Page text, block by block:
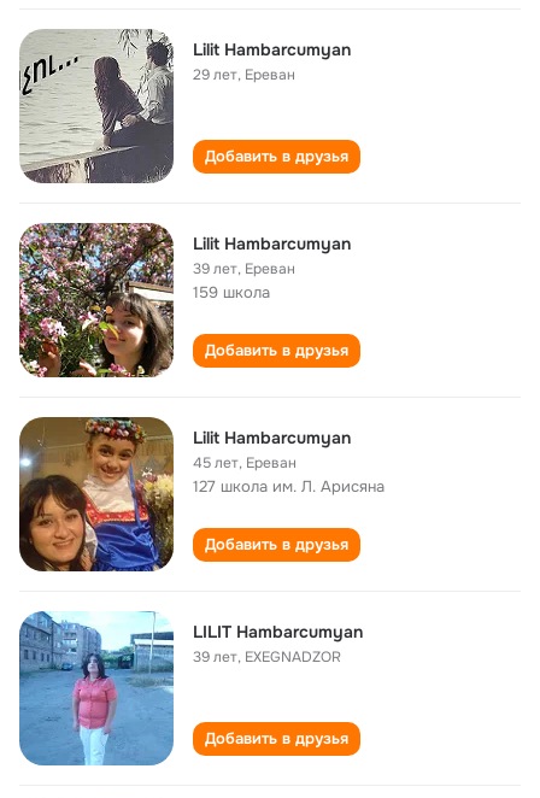
Lilit Hambarcumyan
29 лет, Ереван
Добавить в друзья
Lilit Hambarcumyan
39 лет, Ереван
159 школа
Добавить в друзья
Lilit Hambarcumyan
45 лет, Ереван
127 школа им. Л. Арисяна
Добавить в друзья
LILIT Hambarcumyan
39 лет, EXEGNADZOR
Добавить в друзья